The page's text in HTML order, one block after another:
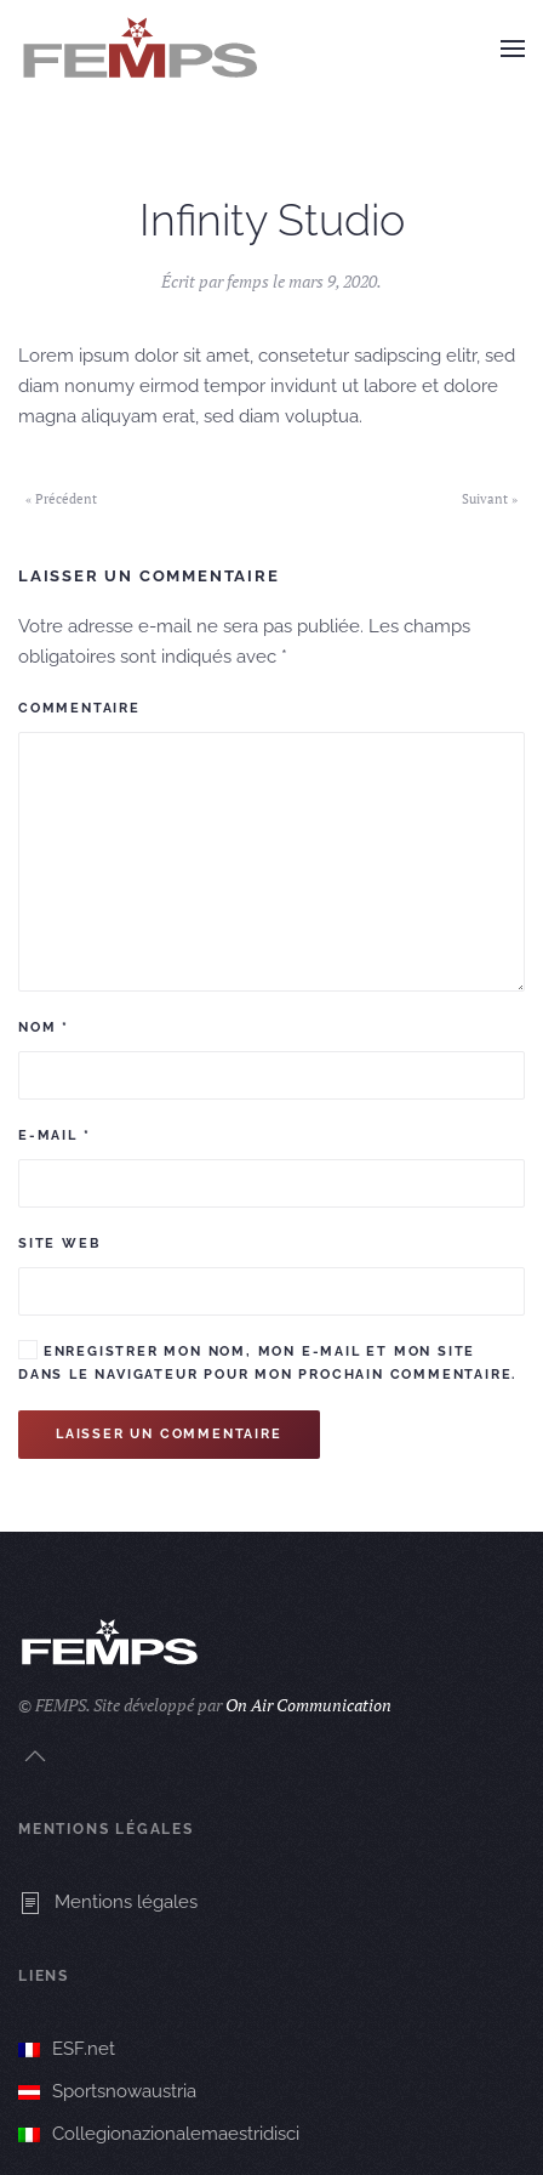
Skip to main content
Infinity Studio
Écrit parfempslemars 9, 2020.
Lorem ipsum dolor sit amet, consetetur sadipscing elitr, sed
diam nonumy eirmod tempor invidunt ut labore et dolore
magna aliquyam erat, sed diam voluptua.
« Précédent Suivant »
LAISSER UN COMMENTAIRE
Votre adresse e-mail ne sera pas publiée. Les champs
obligatoires sont indiqués avec *
COMMENTAIRE
NOM*
E-MAIL *
SITE WEB
ENREGISTRER MON NOM, MON E-MAIL ET MON SITE
DANS LE NAVIGATEUR POUR MON PROCHAIN COMMENTAIRE.
LAISSER UN COMMENTAIRE
© FEMPS.Site développé parOn Air Communication
MENTIONS LÉGALES
Mentions légales
LIENS
ESF.net
Sportsnowaustria
Collegionazionalemaestridisci